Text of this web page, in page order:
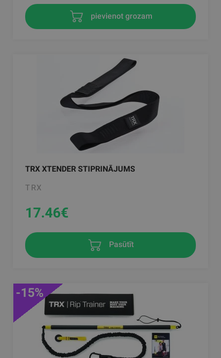
pievienot grozam
TRX XTENDER STIPRINĀJUMS
TRX
17.46€
Pasūtīt
-15%